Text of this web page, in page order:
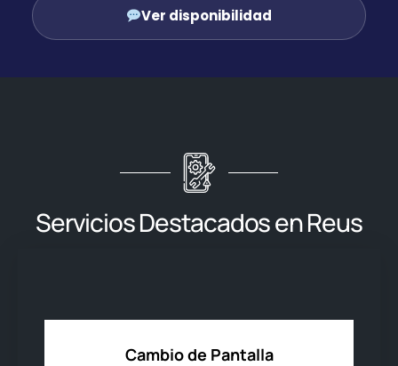
Ver disponibilidad
Servicios Destacados en Reus
Cambio de Pantalla